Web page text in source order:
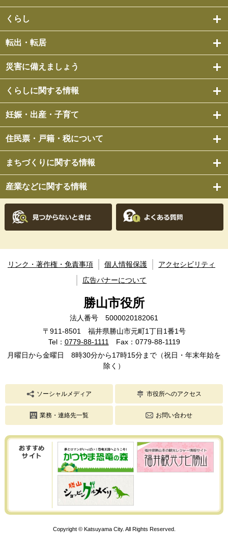
くらし
転出・転居
災害に備えましょう
くらしに関する情報
妊娠・出産・子育て
住民票・戸籍・税について
まちづくりに関する情報
産業などに関する情報
リンク・著作権・免責事項 個人情報保護
アクセシビリティ
広告バナーについて
勝山市役所
法人番号 5000020182061
〒911-8501 福井県勝山市元町1丁目1番1号
Tel： 0779-88-1111
Fax：0779-88-1119
月曜日から金曜日 8時30分から17時15分まで（祝日・年末年始を
除く）
ソーシャルメディア 市役所へのアクセス
業務・連絡先一覧 お問い合わせ
Copyright © Katsuyama City. All Rights Reserved.